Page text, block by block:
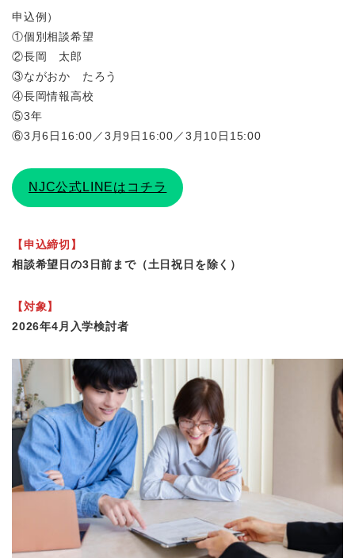
申込例）
①個別相談希望
②長岡 太郎
③ながおか たろう
④長岡情報高校
⑤3年
⑥3月6日16:00／3月9日16:00／3月10日15:00
NJC公式LINEはコチラ
【申込締切】
相談希望日の3日前まで（土日祝日を除く）
【対象】
2026年4月入学検討者